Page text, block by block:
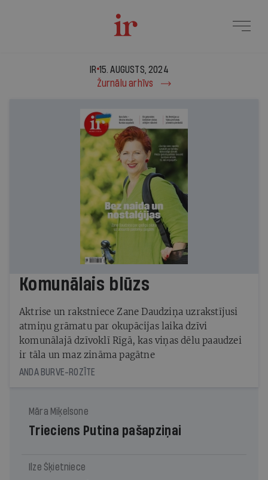
IR - 15. augusts, 2024
IR 15. AUGUSTS, 2024
Žurnālu arhīvs
Komunālais blūzs
Aktrise un rakstniece Zane Daudziņa uzrakstījusi
atmiņu grāmatu par okupācijas laika dzīvi
komunālajā dzīvoklī Rīgā, kas viņas dēlu paaudzei
ir tāla un maz zināma pagātne
ANDA BURVE-ROZĪTE
Māra Miķelsone
Trieciens Putina pašapziņai
Ilze Šķietniece